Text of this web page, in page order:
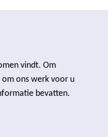
vindt. Om
ons werk voor u
bevatten.